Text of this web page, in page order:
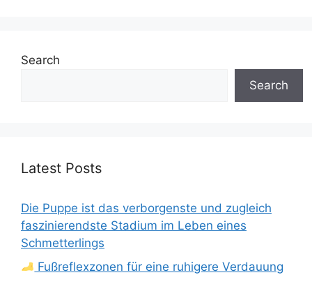
Search
Search
Latest Posts
Die Puppe ist das verborgenste und zugleich
faszinierendste Stadium im Leben eines
Schmetterlings
Fußreflexzonen für eine ruhigere Verdauung